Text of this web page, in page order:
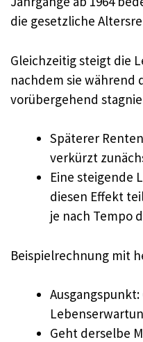
die gesetzliche
Gleichzeitig steigt die
nachdem sie während
vorübergehend
Späterer
verkürzt
Eine steigende
diesen Effekt
je nach Tempo
Beispielrechnung mit
Geht derselbe